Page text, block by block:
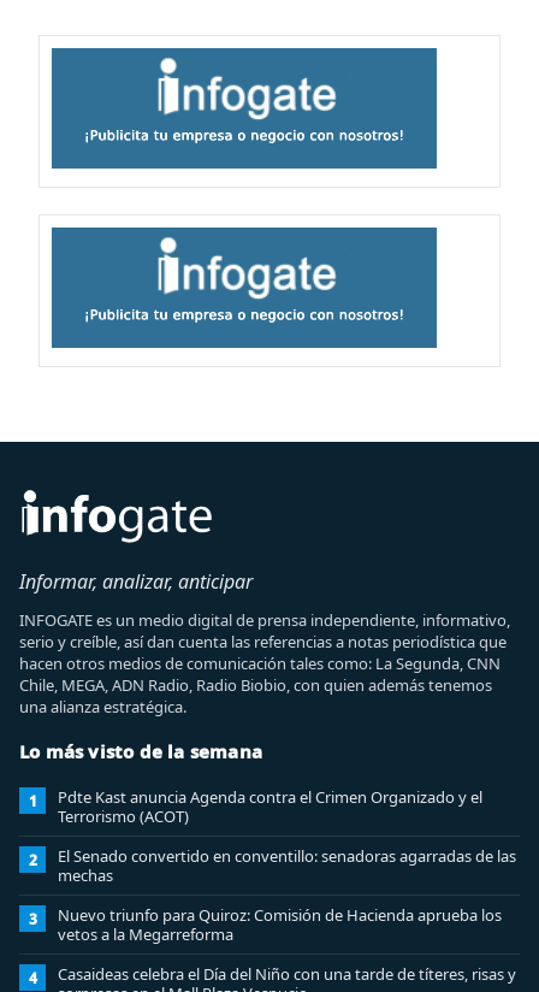
Informar, analizar, anticipar
INFOGATE es un medio digital de prensa independiente, informativo,
serio y creíble, así dan cuenta las referencias a notas periodística que
hacen otros medios de comunicación tales como: La Segunda, CNN
Chile, MEGA, ADN Radio, Radio Biobio, con quien además tenemos
una alianza estratégica.
Lo más visto de la semana
1
Pdte Kast anuncia Agenda contra el Crimen Organizado y el
Terrorismo (ACOT)
2
El Senado convertido en conventillo: senadoras agarradas de las
mechas
3
Nuevo triunfo para Quiroz: Comisión de Hacienda aprueba los
vetos a la Megarreforma
4
Casaideas celebra el Día del Niño con una tarde de títeres, risas y